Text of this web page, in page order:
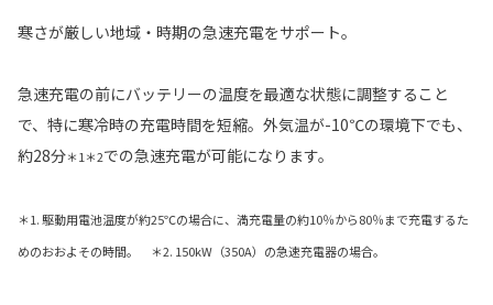
寒さが厳しい地域・時期の急速充電をサポート。
急速充電の前にバッテリーの温度を最適な状態に調整すること
で、特に寒冷時の充電時間を短縮。外気温が-10℃の環境下でも、
約28分＊1＊2での急速充電が可能になります。
＊1. 駆動用電池温度が約25℃の場合に、満充電量の約10％から80％まで充電するた
めのおおよその時間。 ＊2. 150kW（350A）の急速充電器の場合。